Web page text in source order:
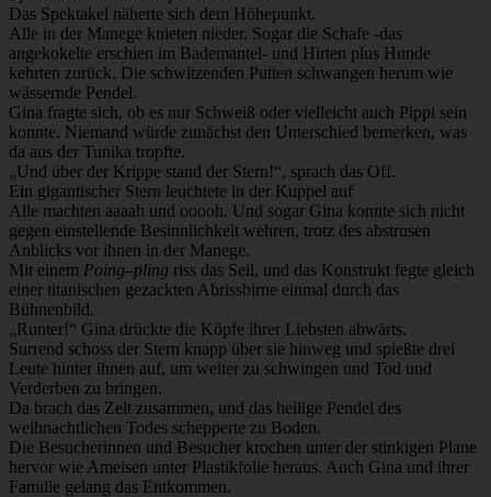
Das Spektakel näherte sich dem Höhepunkt.
Alle in der Manege knieten nieder. Sogar die Schafe -das
angekokelte erschien im Bademantel- und Hirten plus Hunde
kehrten zurück. Die schwitzenden Putten schwangen herum wie
wässernde Pendel.
Gina fragte sich, ob es nur Schweiß oder vielleicht auch Pippi sein
konnte. Niemand würde zunächst den Unterschied bemerken, was
da aus der Tunika tropfte.
„Und über der Krippe stand der Stern!“, sprach das Off.
Ein gigantischer Stern leuchtete in der Kuppel auf
Alle machten aaaah und ooooh. Und sogar Gina konnte sich nicht
gegen einstellende Besinnlichkeit wehren, trotz des abstrusen
Anblicks vor ihnen in der Manege.
Mit einem Poing–pling riss das Seil, und das Konstrukt fegte gleich
einer titanischen gezackten Abrissbirne einmal durch das
Bühnenbild.
„Runter!“ Gina drückte die Köpfe ihrer Liebsten abwärts.
Surrend schoss der Stern knapp über sie hinweg und spießte drei
Leute hinter ihnen auf, um weiter zu schwingen und Tod und
Verderben zu bringen.
Da brach das Zelt zusammen, und das heilige Pendel des
weihnachtlichen Todes schepperte zu Boden.
Die Besucherinnen und Besucher krochen unter der stinkigen Plane
hervor wie Ameisen unter Plastikfolie heraus. Auch Gina und ihrer
Familie gelang das Entkommen.